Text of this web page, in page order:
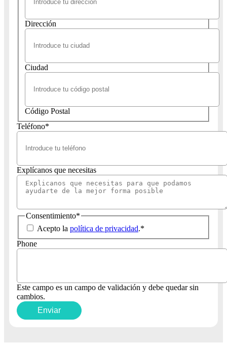
Dirección
Ciudad
Código Postal
Teléfono*
Explícanos que necesitas
Consentimiento*
Acepto la política de privacidad.*
Phone
Este campo es un campo de validación y debe quedar sin
cambios.